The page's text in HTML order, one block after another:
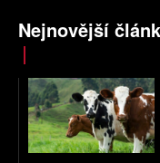
Nejnovější